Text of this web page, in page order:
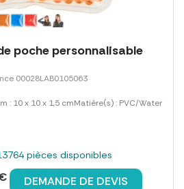
poche personnalisable
00028LAB0105063
: 10 x 10 x 1,5 cmMatière(s) : PVC/Water
pièces disponibles
DEMANDE DE DEVIS